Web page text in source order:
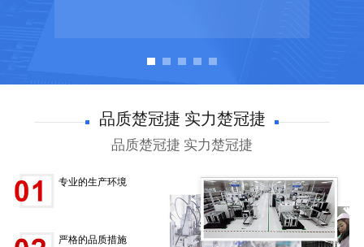
品质楚冠捷 实力楚冠捷
品质楚冠捷 实力楚冠捷
专业的生产环境
严格的品质措施